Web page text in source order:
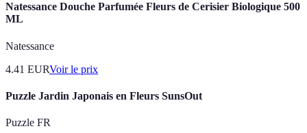
Natessance Douche Parfumée Fleurs de Cerisier Biologique 500
ML
Natessance
4.41 EURVoir le prix
Puzzle Jardin Japonais en Fleurs SunsOut
Puzzle FR